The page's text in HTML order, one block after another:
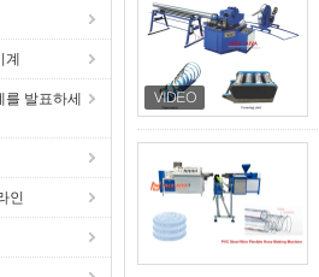
발표하세
인